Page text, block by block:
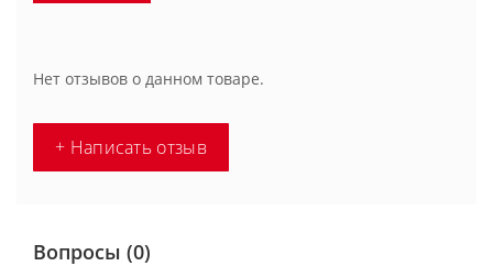
Нет отзывов о данном товаре.
+ Написать отзыв
Вопросы (0)